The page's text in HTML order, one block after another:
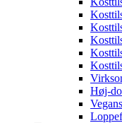
Høj-